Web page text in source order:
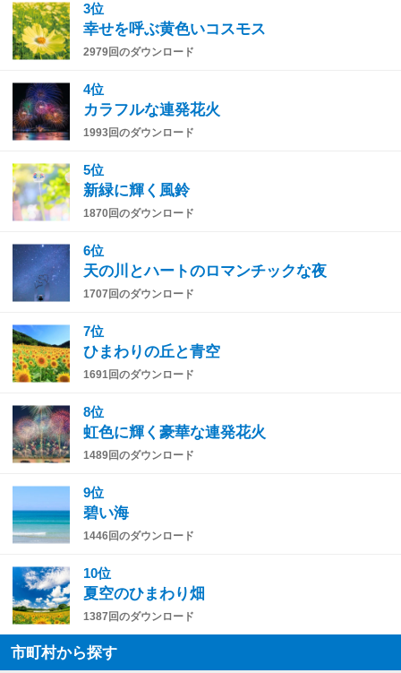
3位
幸せを呼ぶ黄色いコスモス
2979回のダウンロード
4位
カラフルな連発花火
1993回のダウンロード
5位
新緑に輝く風鈴
1870回のダウンロード
6位
天の川とハートのロマンチックな夜
1707回のダウンロード
7位
ひまわりの丘と青空
1691回のダウンロード
8位
虹色に輝く豪華な連発花火
1489回のダウンロード
9位
碧い海
1446回のダウンロード
10位
夏空のひまわり畑
1387回のダウンロード
市町村から探す